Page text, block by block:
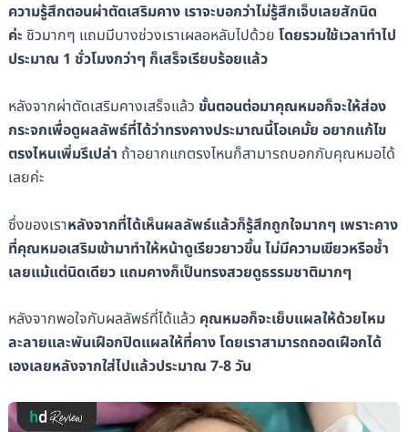
ความรู้สึกตอนผ่าตัดเสริมคาง เราจะบอกว่าไม่รู้สึกเจ็บเลยสักนิด
ค่ะ ชิวมากๆ แถมมีบางช่วงเราเผลอหลับไปด้วย โดยรวมใช้เวลาทำไป
ประมาณ 1 ชั่วโมงกว่าๆ ก็เสร็จเรียบร้อยแล้ว
หลังจากผ่าตัดเสริมคางเสร็จแล้ว ขั้นตอนต่อมาคุณหมอก็จะให้ส่อง
กระจกเพื่อดูผลลัพธ์ที่ได้ว่าทรงคางประมาณนี้โอเคมั้ย อยากแก้ไข
ตรงไหนเพิ่มรึเปล่า ถ้าอยากแกตรงไหนก็สามารถบอกกับคุณหมอได้
เลยค่ะ
ซึ่งของเราหลังจากที่ได้เห็นผลลัพธ์แล้วก็รู้สึกถูกใจมากๆ เพราะคาง
ที่คุณหมอเสริมเข้ามาทำให้หน้าดูเรียวยาวขึ้น ไม่มีความเขียวหรือช้ำ
เลยแม้แต่นิดเดียว แถมคางก็เป็นทรงสวยดูธรรมชาติมากๆ
หลังจากพอใจกับผลลัพธ์ที่ได้แล้ว คุณหมอก็จะเย็บแผลให้ด้วยไหม
ละลายและพันเฝือกปิดแผลให้ที่คาง โดยเราสามารถถอดเฝือกได้
เองเลยหลังจากใส่ไปแล้วประมาณ 7-8 วัน